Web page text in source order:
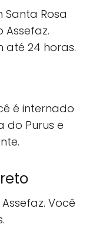
Santa Rosa
até 24 horas.
é internado
do Purus e
Você